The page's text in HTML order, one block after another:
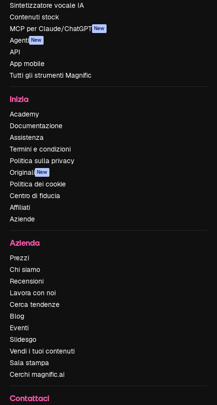
Sintetizzatore vocale IA
Contenuti stock
MCP per Claude/ChatGPT New
Agenti New
API
App mobile
Tutti gli strumenti Magnific
Inizia
Academy
Documentazione
Assistenza
Termini e condizioni
Politica sulla privacy
Originali New
Politica dei cookie
Centro di fiducia
Affiliati
Aziende
Azienda
Prezzi
Chi siamo
Recensioni
Lavora con noi
Cerca tendenze
Blog
Eventi
Slidesgo
Vendi i tuoi contenuti
Sala stampa
Cerchi magnific.ai
Contattaci